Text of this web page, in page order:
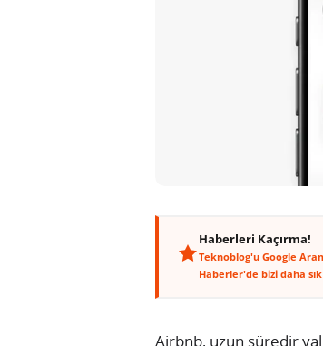
Haberleri Kaçırma!
Teknoblog'u Google
Haberler'de bizi daha
Airbnb, uzun süredir